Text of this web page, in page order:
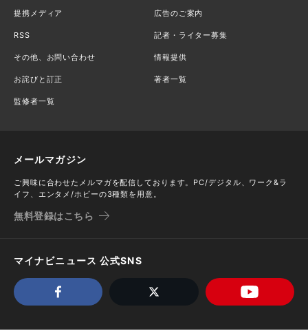
提携メディア 広告のご案内
RSS 記者・ライター募集
その他、お問い合わせ 情報提供
お詫びと訂正 著者一覧
監修者一覧
メールマガジン
ご興味に合わせたメルマガを配信しております。PC/デジタル、ワーク&ラ
イフ、エンタメ/ホビーの3種類を用意。
無料登録はこちら
マイナビニュース 公式SNS